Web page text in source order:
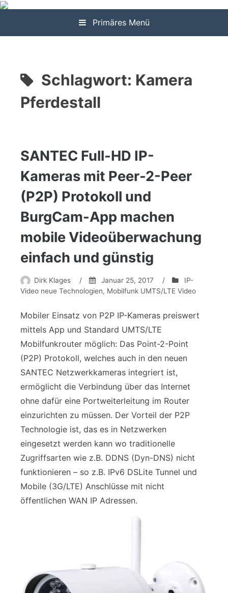
Zum
Primäres Menü
Schlagwort: Kamera
Pferdestall
SANTEC Full-HD IP-
Kameras mit Peer-2-Peer
(P2P) Protokoll und
BurgCam-App machen
mobile Videoüberwachung
einfach und günstig
Dirk Klages / Januar 25, 2017 /
IP-
Video neue Technologien, Mobilfunk UMTS/LTE Video
Mobiler Einsatz von P2P IP-Kameras preiswert
mittels App und Standard UMTS/LTE
Mobilfunkrouter möglich: Das Point-2-Point
(P2P) Protokoll, welches auch in den neuen
SANTEC Netzwerkkameras integriert ist,
ermöglicht die Verbindung über das Internet
ohne dafür eine Portweiterleitung im Router
einzurichten zu müssen. Der Vorteil der P2P
Technologie ist, das es in Netzwerken
eingesetzt werden kann wo traditionelle
Zugriffsarten wie z.B. DDNS (Dyn-DNS) nicht
funktionieren – so z.B. IPv6 DSLite Tunnel und
Mobile (3G/LTE) Anschlüsse mit nicht
öffentlichen WAN IP Adressen.